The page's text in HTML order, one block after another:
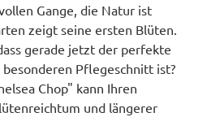
Gange, die Natur ist
zeigt seine ersten Blüten.
gerade jetzt der perfekte
Pflegeschnitt ist?
Chop" kann Ihren
und längerer